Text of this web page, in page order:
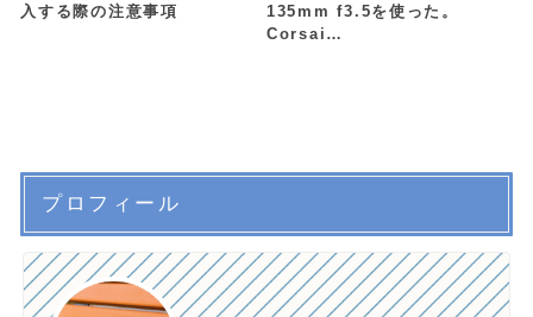
入する際の注意事項
135mm f3.5を使った。
Corsai…
プロフィール